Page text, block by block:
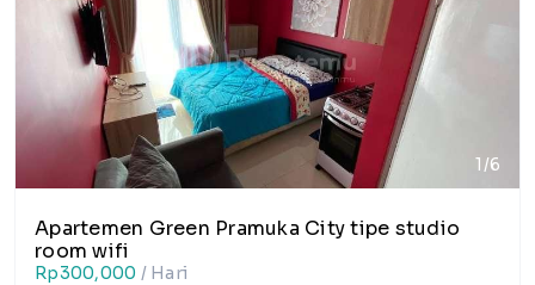
1/6
Apartemen Green Pramuka City tipe studio
room wifi
Rp300,000 / Hari